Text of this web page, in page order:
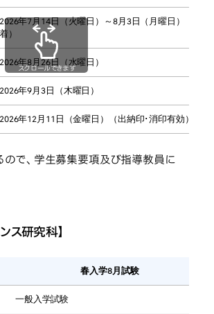
2026年7月14日（火曜日）～8月3日（月曜日）（必
着）
2026年8月26日（水曜日）
2026年9月3日（木曜日）
2026年12月11日（金曜日）（出納印･消印有効）
ので、学生募集要項及び指導教員に
スクロールできます
ス研究科】
春入学8月試験
一般入学試験